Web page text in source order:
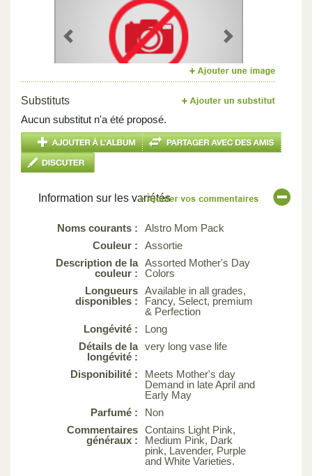
Previous Next
Substituts
Aucun substitut n'a été proposé.
Information sur les variétés
Noms courants :
Alstro Mom Pack
Couleur :
Assortie
Description de la
couleur :
Assorted Mother's Day
Colors
Longueurs
disponibles :
Available in all grades,
Fancy, Select, premium
& Perfection
Longévité :
Long
Détails de la
longévité :
very long vase life
Disponibilité :
Meets Mother's day
Demand in late April and
Early May
Parfumé :
Non
Commentaires
généraux :
Contains Light Pink,
Medium Pink, Dark
pink, Lavender, Purple
and White Varieties.